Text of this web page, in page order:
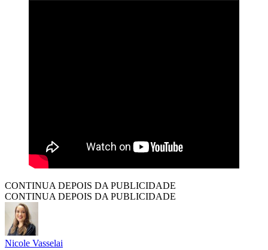
CONTINUA DEPOIS DA PUBLICIDADE
CONTINUA DEPOIS DA PUBLICIDADE
Nicole Vasselai